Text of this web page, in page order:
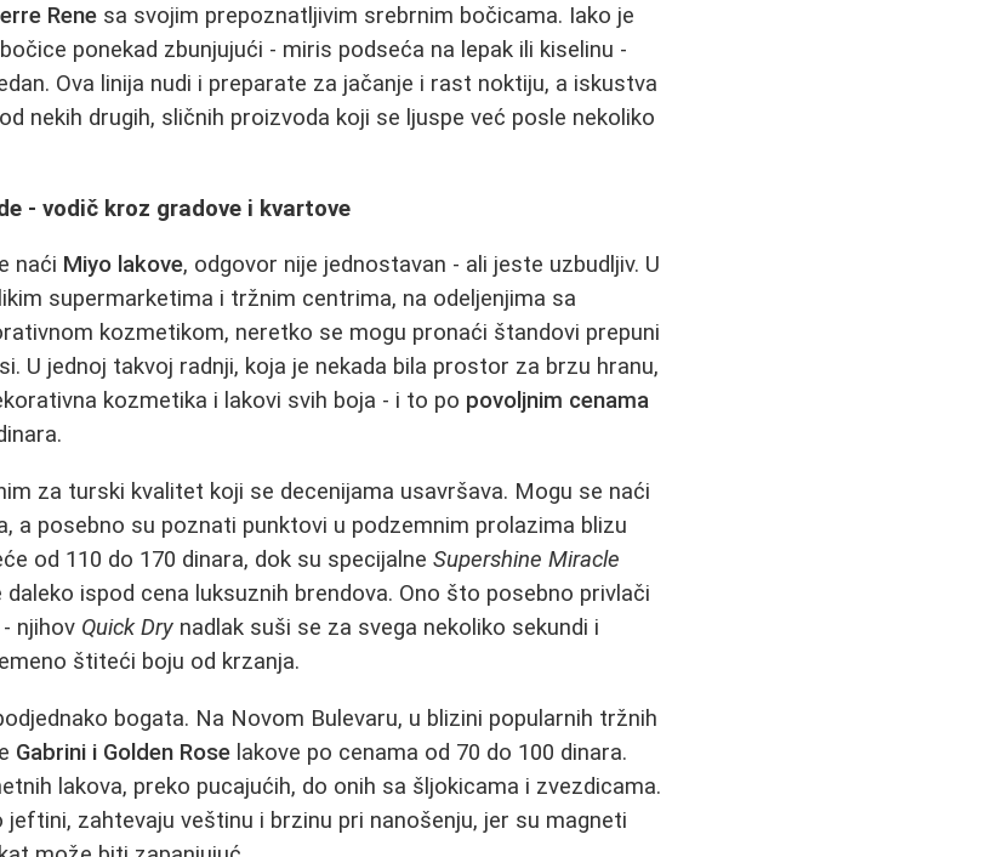
Rene sa svojim prepoznatljivim srebrnim bočicama. Iako je
ponekad zbunjujući - miris podseća na lepak ili kiselinu -
Ova linija nudi i preparate za jačanje i rast noktiju, a iskustva
nekih drugih, sličnih proizvoda koji se ljuspe već posle nekoliko
- vodič kroz gradove i kvartove
naći Miyo lakove, odgovor nije jednostavan - ali jeste uzbudljiv. U
supermarketima i tržnim centrima, na odeljenjima sa
kozmetikom, neretko se mogu pronaći štandovi prepuni
U jednoj takvoj radnji, koja je nekada bila prostor za brzu hranu,
kozmetika i lakovi svih boja - i to po povoljnim cenama
za turski kvalitet koji se decenijama usavršava. Mogu se naći
a posebno su poznati punktovi u podzemnim prolazima blizu
od 110 do 170 dinara, dok su specijalneSupershine Miracle
daleko ispod cena luksuznih brendova. Ono što posebno privlači
- njihov Quick Dry nadlak suši se za svega nekoliko sekundi i
štiteći boju od krzanja.
bogata. Na Novom Bulevaru, u blizini popularnih tržnih
Gabrini i Golden Rose lakove po cenama od 70 do 100 dinara.
lakova, preko pucajućih, do onih sa šljokicama i zvezdicama.
jeftini, zahtevaju veštinu i brzinu pri nanošenju, jer su magneti